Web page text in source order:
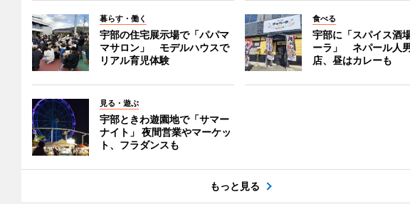
暮らす・働く
宇部の住宅展示場で「パパマ
マサロン」 モデルハウスで
リアル育児体験
食べる
宇部に「スパイス酒
ーラ」 ネパール人
店、昼はカレーも
見る・遊ぶ
宇部ときわ遊園地で「サマー
ナイト」 夜間営業やマーケッ
ト、フラダンスも
もっと見る